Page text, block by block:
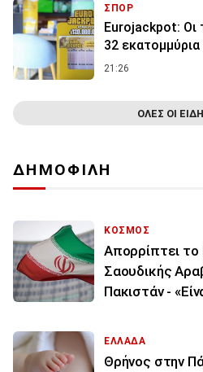
ΣΠΟΡ
Eurojackpot: Οι
32
21:26
ΟΛΕΣ ΟΙ
ΔΗΜΟΦΙΛΗ
ΚΟΣΜΟΣ
Απορρίπτει το
Σαουδικής
Πακιστάν -
ΕΛΛΑΔΑ
Θρήνος στην